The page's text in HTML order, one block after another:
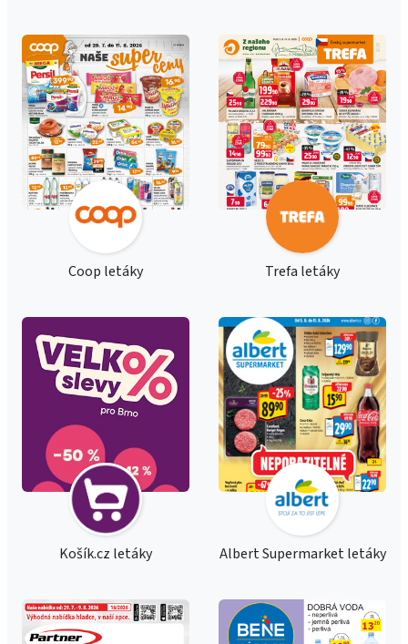
Coop letáky Trefa letáky
Košík.cz letáky Albert Supermarket letáky